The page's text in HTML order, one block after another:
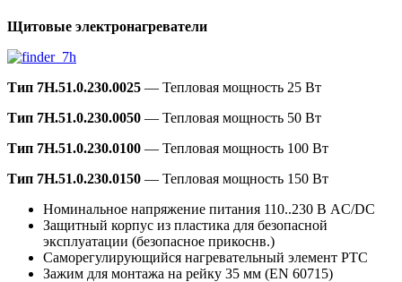
Щитовые электронагреватели
Тип 7H.51.0.230.0025 — Тепловая мощность 25 Вт
Тип 7H.51.0.230.0050 — Тепловая мощность 50 Вт
Тип 7H.51.0.230.0100 — Тепловая мощность 100 Вт
Тип 7H.51.0.230.0150 — Тепловая мощность 150 Вт
Номинальное напряжение питания 110..230 В AC/DC
Защитный корпус из пластика для безопасной
эксплуатации (безопасное прикоснв.)
Саморегулирующийся нагревательный элемент PTC
Зажим для монтажа на рейку 35 мм (EN 60715)